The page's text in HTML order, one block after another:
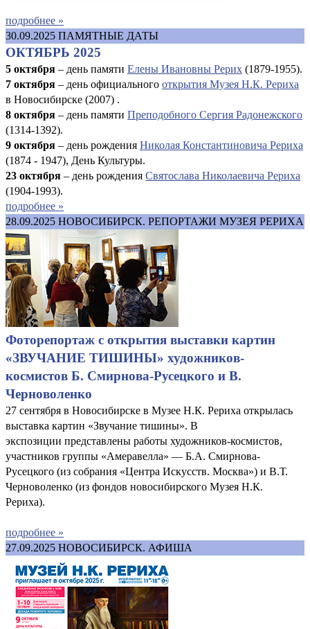
подробнее »
30.09.2025 ПАМЯТНЫЕ ДАТЫ
ОКТЯБРЬ 2025
5 октября – день памяти Елены Ивановны Рерих (1879-1955).
7 октября – день официального открытия Музея Н.К. Рериха
в Новосибирске (2007) .
8 октября – день памяти Преподобного Сергия Радонежского
(1314-1392).
9 октября – день рождения Николая Константиновича Рериха
(1874 - 1947), День Культуры.
23 октября – день рождения Святослава Николаевича Рериха
(1904-1993).
подробнее »
28.09.2025 НОВОСИБИРСК. РЕПОРТАЖИ МУЗЕЯ РЕРИХА
Фоторепортаж с открытия выставки картин
«ЗВУЧАНИЕ ТИШИНЫ» художников-
космистов Б. Смирнова-Русецкого и В.
Черноволенко
27 сентября в Новосибирске в Музее Н.К. Рериха открылась
выставка картин «Звучание тишины». В
экспозиции представлены работы художников-космистов,
участников группы «Амеравелла» — Б.А. Смирнова-
Русецкого (из собрания «Центра Искусств. Москва») и В.Т.
Черноволенко (из фондов новосибирского Музея Н.К.
Рериха).
подробнее »
27.09.2025 НОВОСИБИРСК. АФИША